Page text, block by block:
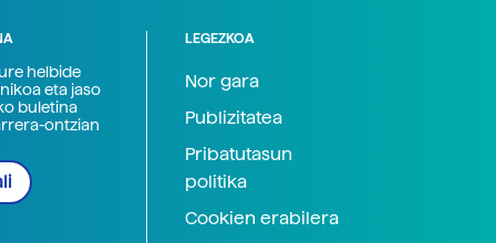
helbide
eta jaso
buletina
ontzian
LEGEZKOA
Nor gara
Publizitatea
Pribatutasun
politika
Cookien erabilera